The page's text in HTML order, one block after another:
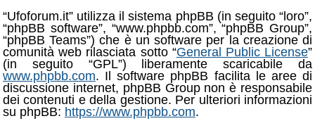
“Ufoforum.it” utilizza il sistema phpBB (in seguito “loro”,
“phpBB software”, “www.phpbb.com”, “phpBB Group”,
“phpBB Teams”) che è un software per la creazione di
comunità web rilasciata sotto “General Public License”
(in seguito “GPL”) liberamente scaricabile da
www.phpbb.com. Il software phpBB facilita le aree di
discussione internet, phpBB Group non è responsabile
dei contenuti e della gestione. Per ulteriori informazioni
su phpBB: https://www.phpbb.com.